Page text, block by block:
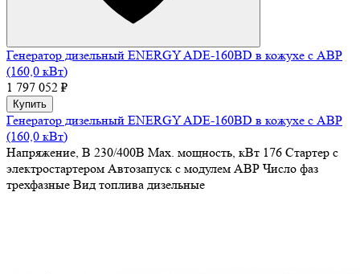
Генератор дизельный ENERGY ADE-160BD в кожухе с АВР
(160,0 кВт)
1 797 052 ₽
Купить
Генератор дизельный ENERGY ADE-160BD в кожухе с АВР
(160,0 кВт)
Напряжение, В 230/400В Max. мощность, кВт 176 Стартер с
электростартером Автозапуск с модулем АВР Число фаз
трехфазные Вид топлива дизельные